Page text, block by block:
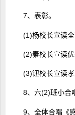
7、表彰。
(1)杨校长宣读全
(2)秦校长宣读
(3)钮校长宣读
8、六(2)班小合
9、全体合唱《